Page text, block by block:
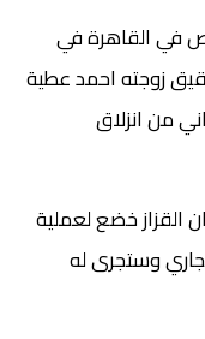
في القاهرة في
زوجته احمد عطية
من انزلاق
خضع لعملية
وستجرى له